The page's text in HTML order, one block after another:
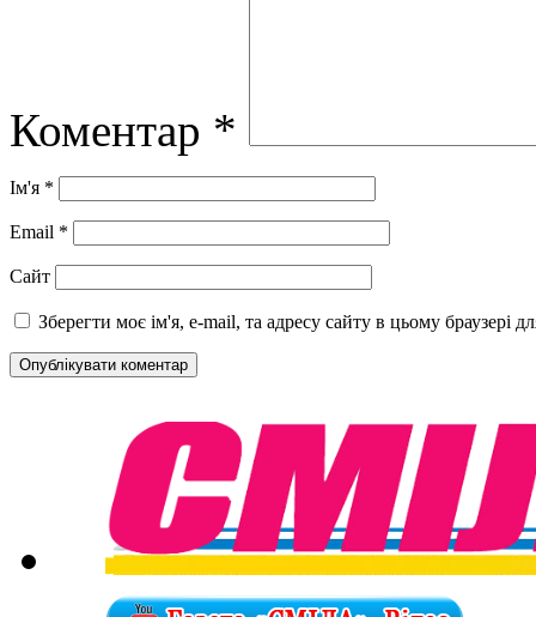
Коментар *
Ім'я *
Email *
Сайт
Зберегти моє ім'я, e-mail, та адресу сайту в цьому браузері